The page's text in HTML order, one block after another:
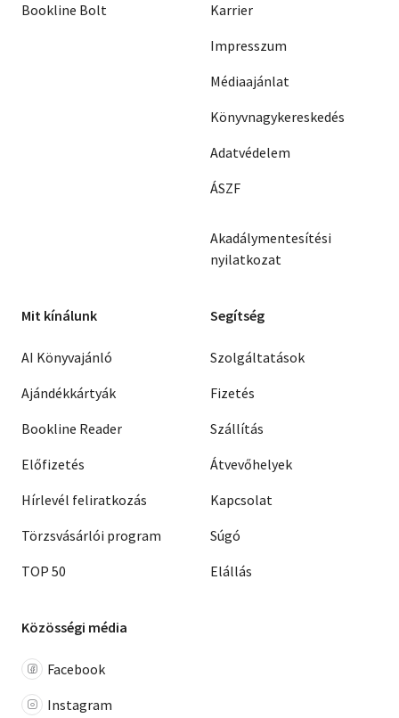
Bookline Bolt
Karrier
Impresszum
Médiaajánlat
Könyvnagykereskedés
Adatvédelem
ÁSZF
Akadálymentesítési
nyilatkozat
Mit kínálunk
AI Könyvajánló
Ajándékkártyák
Bookline Reader
Előfizetés
Hírlevél feliratkozás
Törzsvásárlói program
TOP 50
Segítség
Szolgáltatások
Fizetés
Szállítás
Átvevőhelyek
Kapcsolat
Súgó
Elállás
Közösségi média
Facebook
Instagram